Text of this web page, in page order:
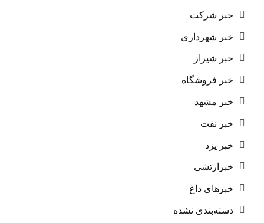
خبر شرکت
خبر شهرداری
خبر شیراز
خبر فروشگاه
خبر مشهد
خبر نفت
خبر یزد
خبرارتشی
خبرهای داغ
دسته‌بندی نشده